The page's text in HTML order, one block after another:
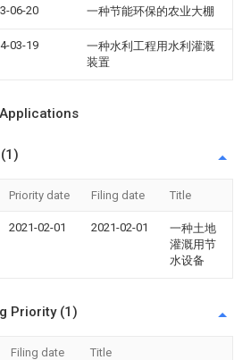
06-20 一种节能环保的农业大棚
03-19
一种水利工程用水利灌溉
装置
Priority date Filing date Title
2021-02-01 2021-02-01
一种土地
灌溉用节
水设备
Priority (1)
Filing date Title